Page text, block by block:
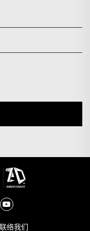
联络我们